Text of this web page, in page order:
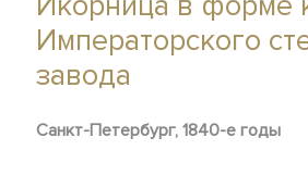
Императорского
завода
Санкт-Петербург, 1840-е годы